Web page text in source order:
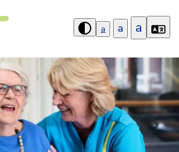
Hoog
aanzetten
a a a